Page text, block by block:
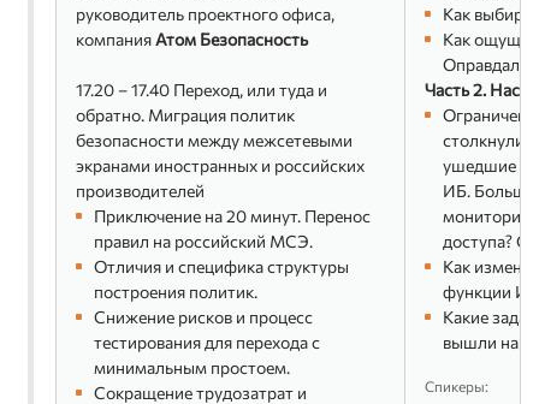
руководитель проектного офиса,
компанияАтом Безопасность
17.20 – 17.40 Переход, или туда и
обратно. Миграция политик
безопасности между межсетевыми
экранами иностранных и российских
производителей
Приключение на 20 минут. Перенос
правил на российский МСЭ.
Отличия и специфика структуры
построения политик.
Снижение рисков и процесс
тестирования для перехода с
минимальным простоем.
Сокращение трудозатрат и
Как
Как
Часть 2.
ушедшие
ИБ. Больше
доступа?
Как
функции
Какие
вышли на
Спикеры: